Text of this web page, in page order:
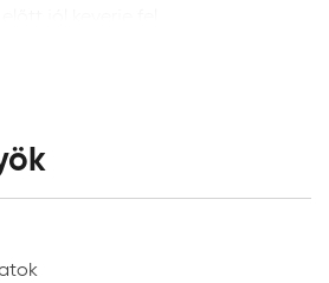
színezése:
és festéket jól rázza fel,
kis részletekben, folyamatos
a színezendő festékhez.
szín alkalmazható, diszperziós
azonban a megfelelő UV-